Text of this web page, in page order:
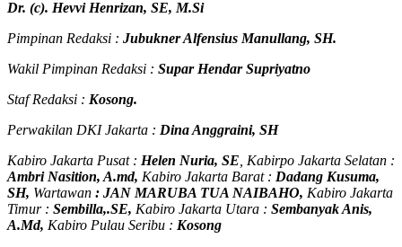
Dr. (c). Hevvi Henrizan, SE, M.Si
Pimpinan Redaksi : Jubukner Alfensius Manullang, SH.
Wakil Pimpinan Redaksi : Supar Hendar Supriyatno
Staf Redaksi : Kosong.
Perwakilan DKI Jakarta : Dina Anggraini, SH
Kabiro Jakarta Pusat : Helen Nuria, SE , Kabirpo Jakarta Selatan :
Ambri Nasition, A.md, Kabiro Jakarta Barat : Dadang Kusuma,
SH, Wartawan : JAN MARUBA TUA NAIBAHO, Kabiro Jakarta
Timur : Sembilla,.SE, Kabiro Jakarta Utara : Sembanyak Anis,
A.Md, Kabiro Pulau Seribu : Kosong